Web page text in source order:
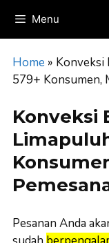
content
Menu
Home » Konveksi
579+ Konsumen,
Konveksi
Pesanan Anda